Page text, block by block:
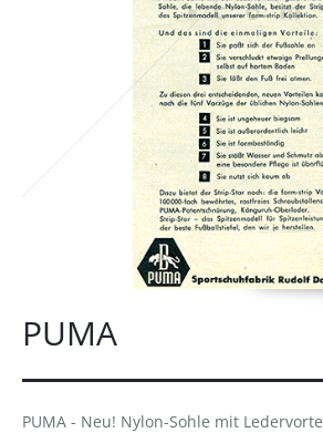
PUMA
PUMA - Neu! Nylon-Sohle mit